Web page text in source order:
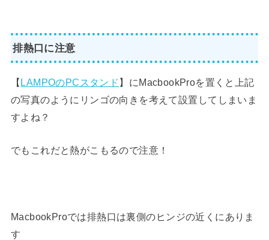
排熱口に注意
【LAMPOのPCスタンド 】にMacbookProを置くと上記
の写真のようにリンゴの向きを考えて設置してしまいま
すよね？
でもこれだと熱がこもるので注意！
MacbookProでは排熱口は裏側のヒンジの近くにありま
す